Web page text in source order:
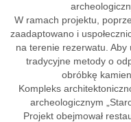
W ramach projektu,
zaadaptowano i
na terenie rezerwatu.
tradycyjne metody o
obróbkę
Kompleks
archeologicznym
Projekt obejmował